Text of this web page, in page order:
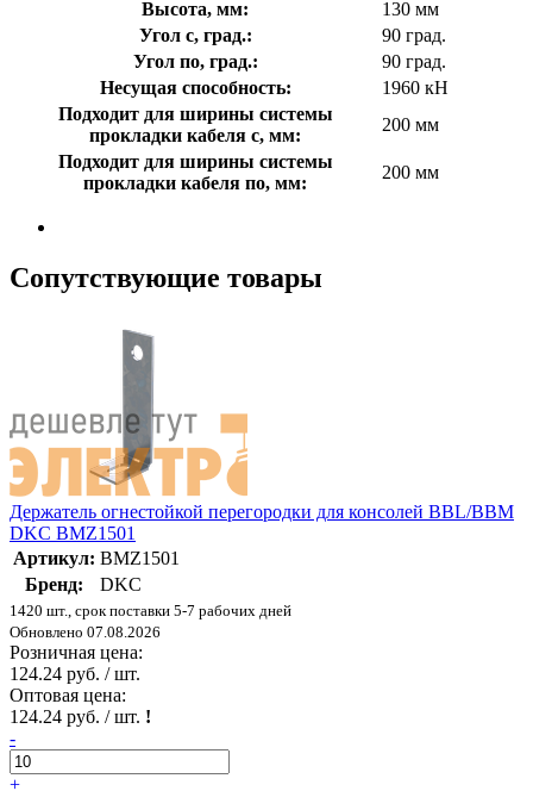
Высота, мм:
130 мм
Угол с, град.:
90 град.
Угол по, град.:
90 град.
Несущая способность:
1960 кН
Подходит для ширины системы
прокладки кабеля с, мм:
200 мм
Подходит для ширины системы
прокладки кабеля по, мм:
200 мм
Сопутствующие товары
Держатель огнестойкой перегородки для консолей BBL/BBM
DKC BMZ1501
Артикул: BMZ1501
Бренд:
DKC
1420 шт., срок поставки 5-7 рабочих дней
Обновлено 07.08.2026
Розничная цена:
124.24 руб. / шт.
Оптовая цена:
124.24 руб. / шт. !
-
+